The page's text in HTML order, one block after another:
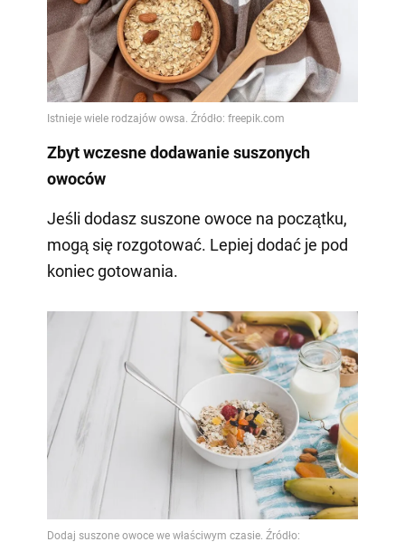
Zbyt wczesne dodawanie suszonych
owoców
Jeśli dodasz suszone owoce na początku,
mogą się rozgotować. Lepiej dodać je pod
koniec gotowania.